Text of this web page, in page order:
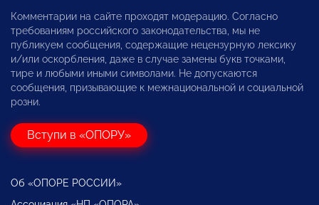
Комментарии на сайте проходят модерацию. Согласно
требованиям российского законодательства, мы не
публикуем сообщения, содержащие нецензурную лексику
и/или оскорбления, даже в случае замены букв точками,
тире и любыми иными символами. Не допускаются
сообщения, призывающие к межнациональной и социальной
розни.
Вступи в «ОПОРУ»
Об «ОПОРЕ РОССИИ»